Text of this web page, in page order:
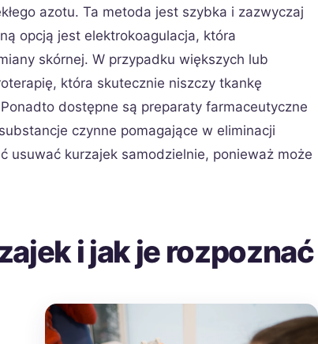
azotu. Ta metoda jest szybka i zazwyczaj
opcją jest elektrokoagulacja, która
skórnej. W przypadku większych lub
która skutecznie niszczy tkankę
dostępne są preparaty farmaceutyczne
czynne pomagające w eliminacji
usuwać kurzajek samodzielnie, ponieważ może
i jak je rozpoznać